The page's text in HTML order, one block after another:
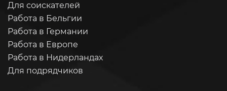
Для соискателей
Работа в Бельгии
Работа в Германии
Работа в Европе
Работа в Нидерландах
Для подрядчиков